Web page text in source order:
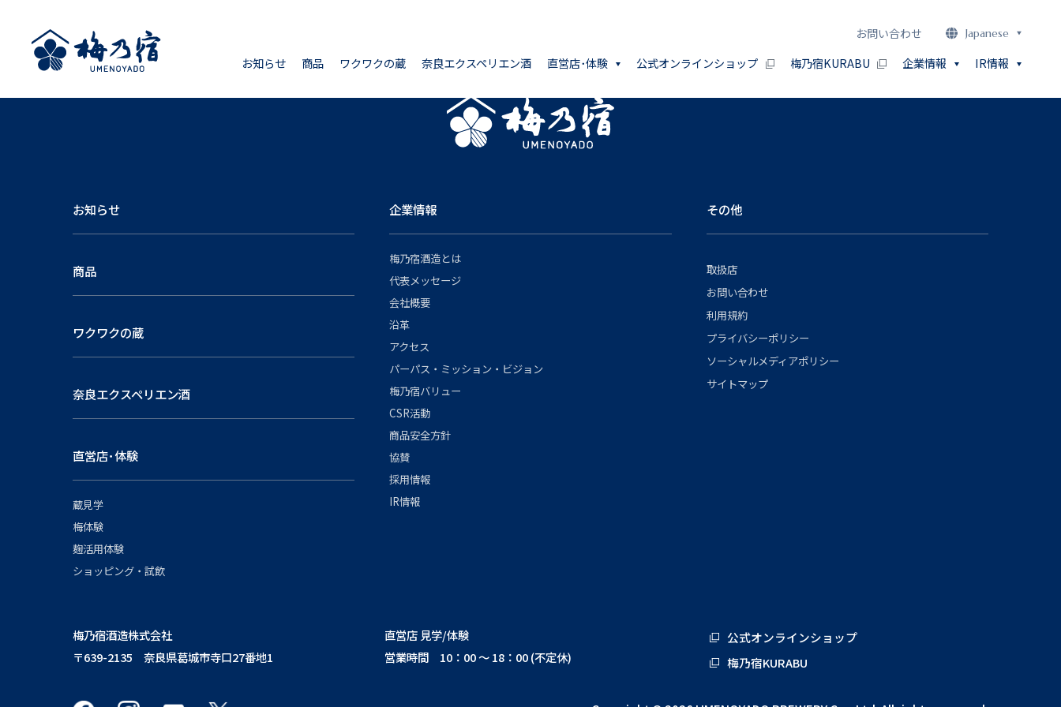
お問い合わせ Japanese
お知らせ 商品 ワクワクの蔵 奈良エクスペリエン酒 直営店･体験 公式オンラインショップ 梅乃宿KURABU 企業情報 IR情報
お知らせ
商品
ワクワクの蔵
奈良エクスペリエン酒
直営店･体験
蔵見学
梅体験
麹活用体験
ショッピング・試飲
企業情報
梅乃宿酒造とは
代表メッセージ
会社概要
沿革
アクセス
パーパス・ミッション・ビジョン
梅乃宿バリュー
CSR活動
商品安全方針
協賛
採用情報
IR情報
その他
取扱店
お問い合わせ
利用規約
プライバシーポリシー
ソーシャルメディアポリシー
サイトマップ
梅乃宿酒造株式会社
〒639-2135 奈良県葛城市寺口27番地1
直営店 見学/体験
営業時間 10：00 ～ 18：00 (不定休)
公式オンラインショップ
梅乃宿KURABU